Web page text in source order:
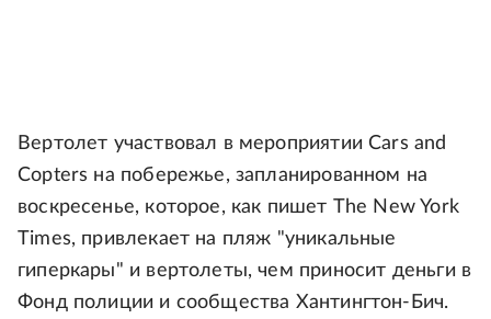
Вертолет участвовал в мероприятии Cars and
Copters на побережье, запланированном на
воскресенье, которое, как пишет The New York
Times, привлекает на пляж "уникальные
гиперкары" и вертолеты, чем приносит деньги в
Фонд полиции и сообщества Хантингтон-Бич.